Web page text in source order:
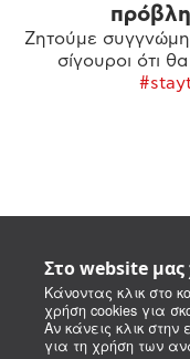
Στο website
Κάνοντας κλικ στο
χρήση cookies για
Αν κάνεις κλικ
για τη χρήση των
Ζητούμε συγγνώμη
σίγουροι ότι